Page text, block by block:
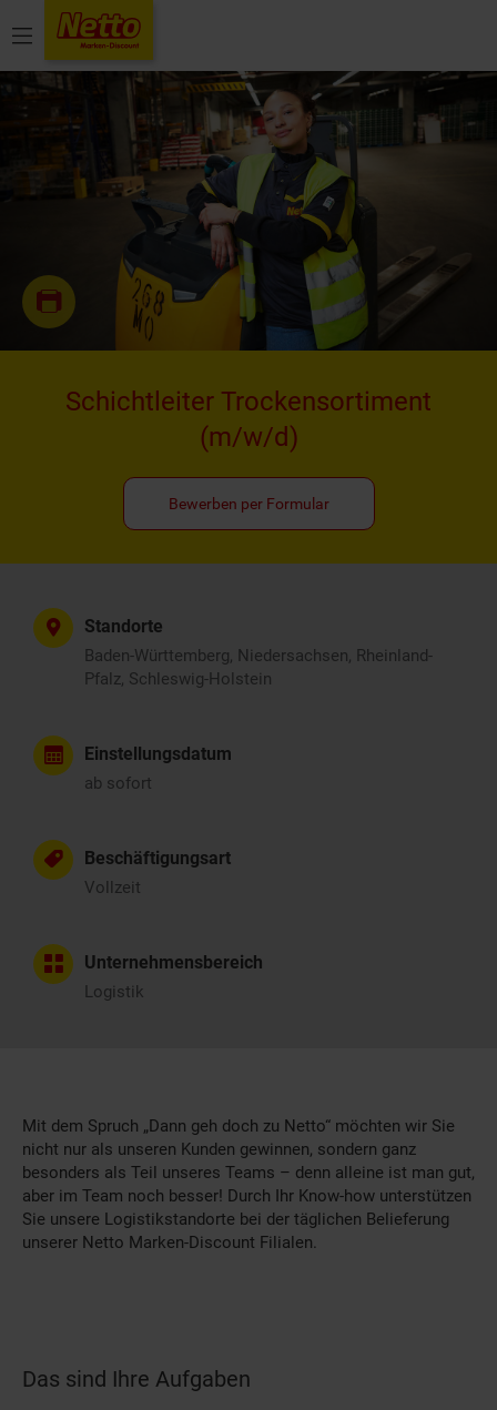
Menü
Schichtleiter Trockensortiment
(m/w/d)
Bewerben per Formular
Standorte
Baden-Württemberg, Niedersachsen, Rheinland-
Pfalz, Schleswig-Holstein
Einstellungsdatum
ab sofort
Beschäftigungsart
Vollzeit
Unternehmensbereich
Logistik
Mit dem Spruch „Dann geh doch zu Netto“ möchten wir Sie
nicht nur als unseren Kunden gewinnen, sondern ganz
besonders als Teil unseres Teams – denn alleine ist man gut,
aber im Team noch besser! Durch Ihr Know-how unterstützen
Sie unsere Logistikstandorte bei der täglichen Belieferung
unserer Netto Marken-Discount Filialen.
Das sind Ihre Aufgaben